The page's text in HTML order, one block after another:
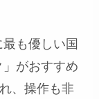
も優しい国
がおすすめ
、操作も非